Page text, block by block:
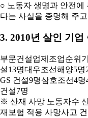
○ 노동자 생명과 안전에
다는 사실을 증명해 주
3. 2010년 살인 기업
부문건설업제조업순위
설13명대우조선해양5명
GS 건설9명삼호조선4
건설7명
※ 산재 사망 노동자수
재보험 적용 사망사고